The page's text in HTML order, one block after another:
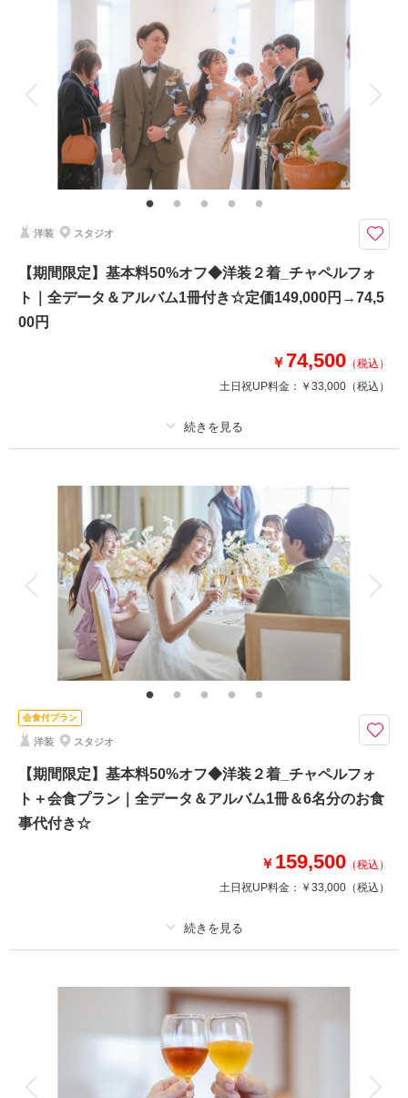
アルバム データ 100 カット 台紙付写真
衣装追加 会食 挙式
家族と撮影 家族用衣装レンタル ペットと撮影
その他含むもの
小物一式(ネックレス・イヤリング・ベール・グローブ・ヘッドパーツ)、チ
ャペル装花、スマホ撮影OK、撮影アイテム持ち込みOK、専任アテンド
【2026年9月までの撮影限定】基本料金50%OFF・平日試着で衣装ランクア
ップ50%OFF
＊約100カットの全データ付き
★基本料50%オフ・衣装ランクアップ50%オフ
このプランで撮影可能な撮影レポート
新潟市（新潟）
相談予約する
来店・オンライン
撮影日の空き
洋装 スタジオ
【期間限定】基本料50%オフ◆洋装２着_チャペルフォ
ト｜全データ＆アルバム1冊付き☆定価149,000円→74,5
00円
￥ 74,500 （税込）
土日祝UP料金： ￥33,000 （税込）
新婦衣装2着 新郎衣装1着
着付け ヘアメイク 小物一式
アルバム 20 P データ 100 カット 台紙付写真
衣装追加 会食 挙式
家族と撮影 家族用衣装レンタル
その他含むもの
小物一式(ネックレス・イヤリング・ベール・グローブ・ヘッドパーツ)、チ
ャペル装花、スマホ撮影OK、撮影アイテム持ち込みOK、撮影中の専任アテ
【2026年9月までの撮影限定】基本料金50%OFF・平日試着で衣装ランクア
ップ50%OFF
＊約100カットの全データ＆アルバム1冊付き
＊基本料50%オフ・衣装ランクアップ50%オフ
2025年10月28日
小さな結婚式（新潟）
撮影日の空き
を確認する
会食付プラン
洋装 スタジオ
【期間限定】基本料50%オフ◆洋装２着_チャペルフォ
ト＋会食プラン｜全データ＆アルバム1冊＆6名分のお食
事代付き☆
￥ 159,500 （税込）
土日祝UP料金： ￥33,000 （税込）
新婦衣装2着
ヘアメイク
データ 100 カット
会食